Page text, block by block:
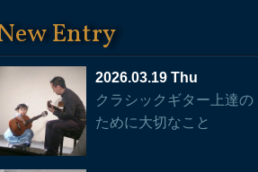
Entry
2026.03.19 Thu
クラシックギター上達の
ために大切なこと